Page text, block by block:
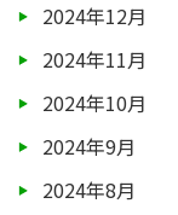
2024年12月
2024年11月
2024年10月
2024年9月
2024年8月